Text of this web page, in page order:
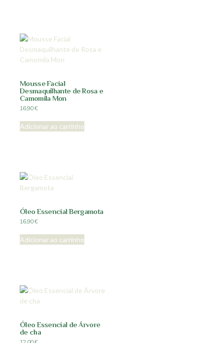
Mousse Facial
Desmaquilhante de Rosa e
Camomila Mon
16,90€
Adicionar ao carrinho
Óleo Essencial Bergamota
16,90€
Adicionar ao carrinho
Óleo Essencial de Árvore
de cha